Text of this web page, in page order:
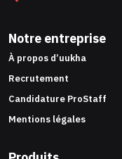
Notre entreprise
À propos d’uukha
Recrutement
Candidature ProStaff
Mentions légales